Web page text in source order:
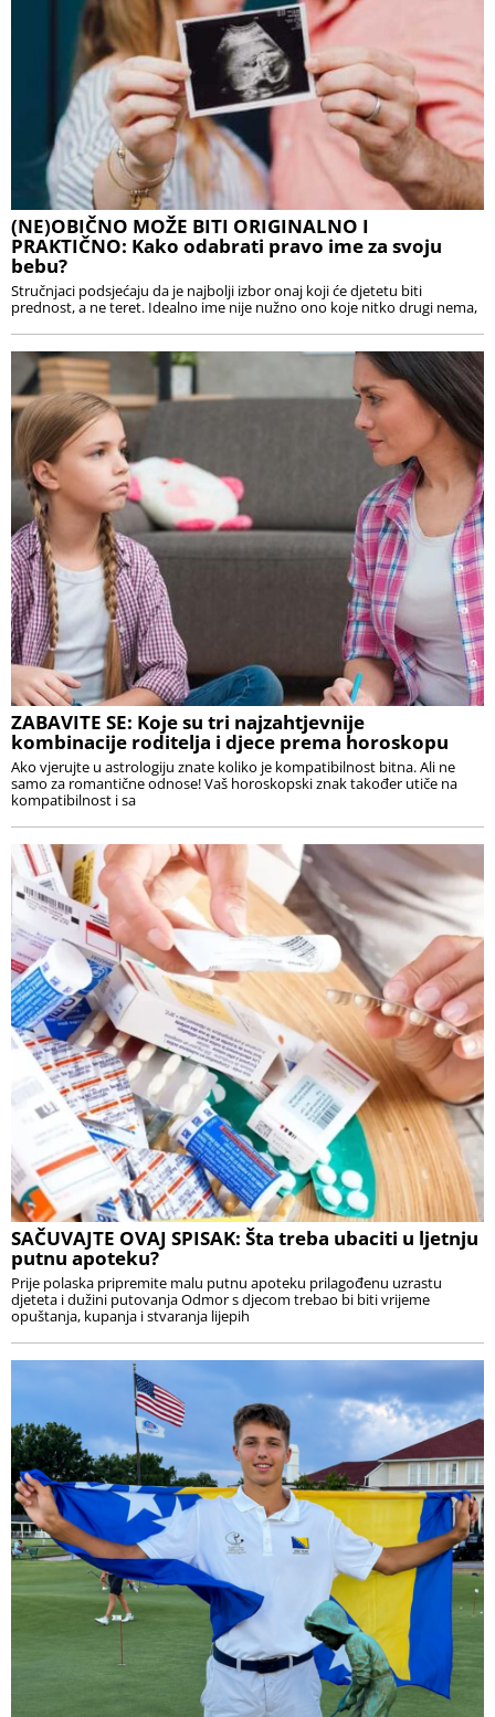
(NE)OBIČNO MOŽE BITI ORIGINALNO I
PRAKTIČNO: Kako odabrati pravo ime za svoju
bebu?
Stručnjaci podsjećaju da je najbolji izbor onaj koji će djetetu biti
prednost, a ne teret. Idealno ime nije nužno ono koje nitko drugi nema,
ZABAVITE SE: Koje su tri najzahtjevnije
kombinacije roditelja i djece prema horoskopu
Ako vjerujte u astrologiju znate koliko je kompatibilnost bitna. Ali ne
samo za romantične odnose! Vaš horoskopski znak također utiče na
kompatibilnost i sa
SAČUVAJTE OVAJ SPISAK: Šta treba ubaciti u ljetnju
putnu apoteku?
Prije polaska pripremite malu putnu apoteku prilagođenu uzrastu
djeteta i dužini putovanja Odmor s djecom trebao bi biti vrijeme
opuštanja, kupanja i stvaranja lijepih